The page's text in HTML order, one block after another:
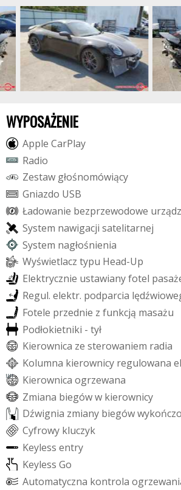
WYPOSAŻENIE
Apple CarPlay
Radio
Zestaw głośnomówiący
Gniazdo USB
Ładowanie bezprzewodowe urządz
System nawigacji satelitarnej
System nagłośnienia
Wyświetlacz typu Head-Up
Elektrycznie ustawianyfotel pasaż
Regul. elektr. podparcia lędźwiowe
Fotele przednie z funkcją masażu
Podłokietniki - tył
Kierownica ze sterowaniem radia
Kolumna kierownicy regulowana el
Kierownica ogrzewana
Zmiana biegóww kierownicy
Dźwignia zmiany biegówwykończo
Cyfrowy kluczyk
Keyless entry
Keyless Go
Automatyczna kontrola ogrzewani